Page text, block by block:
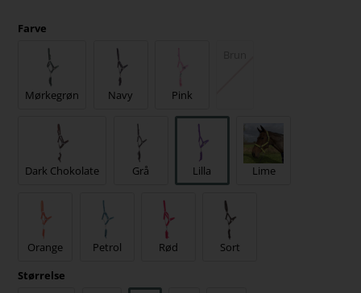
Farve
Mørkegrøn Navy Pink
Dark Chokolate Grå Lilla Lime
Orange Petrol Rød
Sort
Størrelse